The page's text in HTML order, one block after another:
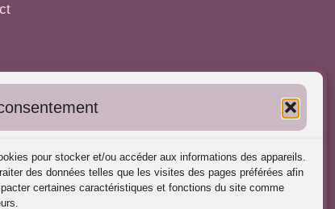
pour stocker et/ou accéder aux informations des appareils.
des données telles que les visites des pages préférées afin
certaines caractéristiques et fonctions du site comme
informations
dans l'Annuaire
vos formations
déontologique
d'intervention